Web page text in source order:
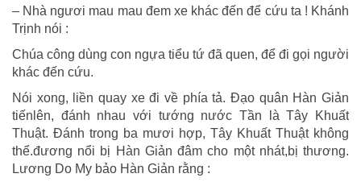
– Nhà ngươi mau mau đem xe khác đến để cứu ta ! Khánh
Trịnh nói :
Chúa công dùng con ngựa tiểu tứ đã quen, để đi gọi người
khác đến cứu.
Nói xong, liền quay xe đi về phía tả. Đạo quân Hàn Giản
tiếnlên, đánh nhau với tướng nước Tần là Tây Khuất
Thuật. Đánh trong ba mươi hợp, Tây Khuất Thuật không
thể.đương nổi bị Hàn Giản đâm cho một nhát,bị thương.
Lương Do My bảo Hàn Giản rằng :